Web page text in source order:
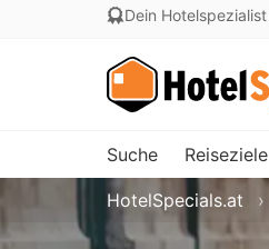
Dein
Suche Reiseziele
HotelSpecials.at